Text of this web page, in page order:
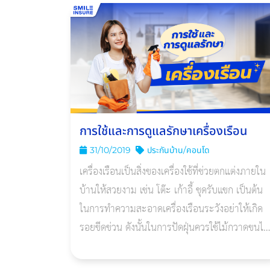
การใช้และการดูแลรักษาเครื่องเรือน
31/10/2019 ประกันบ้าน/คอนโด
เครื่องเรือนเป็นสิ่งของเครื่องใช้ที่ช่วยตกแต่งภายใน
บ้านให้สวยงาม เช่น โต๊ะ เก้าอี้ ชุดรับแขก เป็นต้น
ในการทำความสะอาดเครื่องเรือนระวังอย่าให้เกิด
รอยขีดข่วน ดังนั้นในการปัดฝุ่นควรใช้ไม้กวาดขนไก่
ควรใช้ฝอยขัด